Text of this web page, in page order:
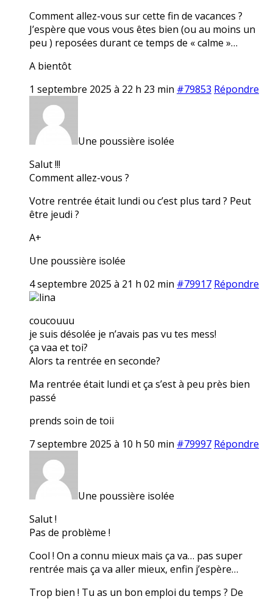
Comment allez-vous sur cette fin de vacances ?
J’espère que vous vous êtes bien (ou au moins un
peu ) reposées durant ce temps de « calme »…
A bientôt
1 septembre 2025 à 22 h 23 min #79853 Répondre
Une poussière isolée
Salut !!!
Comment allez-vous ?
Votre rentrée était lundi ou c’est plus tard ? Peut
être jeudi ?
A+
Une poussière isolée
4 septembre 2025 à 21 h 02 min #79917 Répondre
lina
coucouuu
je suis désolée je n’avais pas vu tes mess!
ça vaa et toi?
Alors ta rentrée en seconde?
Ma rentrée était lundi et ça s’est à peu près bien
passé
prends soin de toii
7 septembre 2025 à 10 h 50 min #79997 Répondre
Une poussière isolée
Salut !
Pas de problème !
Cool ! On a connu mieux mais ça va… pas super
rentrée mais ça va aller mieux, enfin j’espère…
Trop bien ! Tu as un bon emploi du temps ? De